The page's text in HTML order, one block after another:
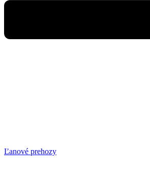
Ľanové prehozy